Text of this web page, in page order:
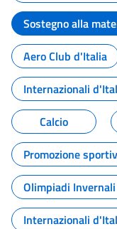
Sostegno alla
Aero Club d'Italia
Internazionali
Calcio
Promozione
Olimpiadi
Internazionali